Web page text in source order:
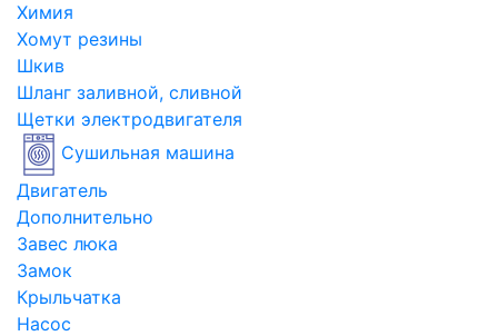
Химия
Хомут резины
Шкив
Шланг заливной, сливной
Щетки электродвигателя
Сушильная машина
Двигатель
Дополнительно
Завес люка
Замок
Крыльчатка
Насос